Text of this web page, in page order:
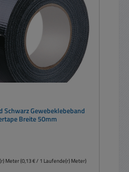
Schwarz Gewebeklebeband
Breite 50mm
Meter(0,13 € / 1 Laufende(r) Meter)